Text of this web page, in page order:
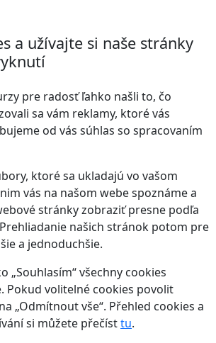
a užívajte si naše stránky
pre radosť ľahko našli to, čo
sa vám reklamy, ktoré vás
od vás súhlas so spracovaním
ktoré sa ukladajú vo vašom
vás na našom webe spoznáme a
stránky zobraziť presne podľa
našich stránok potom pre
a jednoduchšie.
„Souhlasím“ všechny cookies
Pokud volitelné cookies povolit
„Odmítnout vše“. Přehled cookies a
si můžete přečísttu.